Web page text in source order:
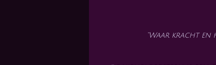
“Waar kracht en